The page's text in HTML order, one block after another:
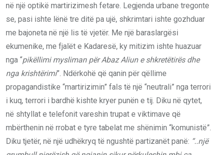
në një optikë martirizimesh fetare. Legjenda urbane tregonte
se, pasi ishte lënë tre ditë pa ujë, shkrimtari ishte gozhduar
me bajoneta në një lis të vjetër. Me një baraslargësi
ekumenike, me fjalët e Kadaresë, ky mitizim ishte huazuar
nga “pikëllimi mysliman për Abaz Aliun e shkretëtirës dhe
nga krishtërimi”. Ndërkohë që qanin për qëllime
propagandistike “martirizimin” fals të një “neutrali” nga terrori
i kuq, terrori i bardhë kishte kryer punën e tij. Diku në qytet,
në shtyllat e telefonit vareshin trupat e viktimave që
mbërthenin në rrobat e tyre tabelat me shënimin “komunistë”.
Diku tjetër, në një udhëkryq të ngushtë partizanët panë: “..një